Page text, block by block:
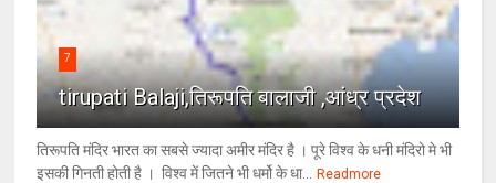
7
tirupati Balaji,तिरूपति बालाजी ,आंध्र प्रदेश
तिरूपति मंदिर भारत का सबसे ज्यादा अमीर मंदिर है । पूरे विश्व के धनी मंदिरो मे भी
इसकी गिनती होती है । विश्व में जितने भी धर्मो के धा...
Readmore